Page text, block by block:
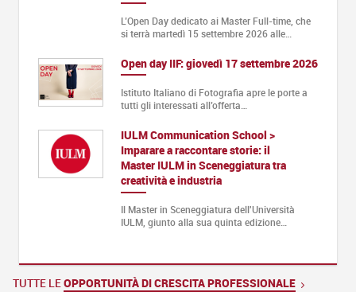
L’Open Day dedicato ai Master Full-time, che
si terrà martedì 15 settembre 2026 alle…
Open day IIF: giovedì 17 settembre 2026
Istituto Italiano di Fotografia apre le porte a
tutti gli interessati all’offerta…
IULM Communication School >
Imparare a raccontare storie: il
Master IULM in Sceneggiatura tra
creatività e industria
Il Master in Sceneggiatura dell'Università
IULM, giunto alla sua quinta edizione…
TUTTE LEOPPORTUNITÀ DI CRESCITA PROFESSIONALE